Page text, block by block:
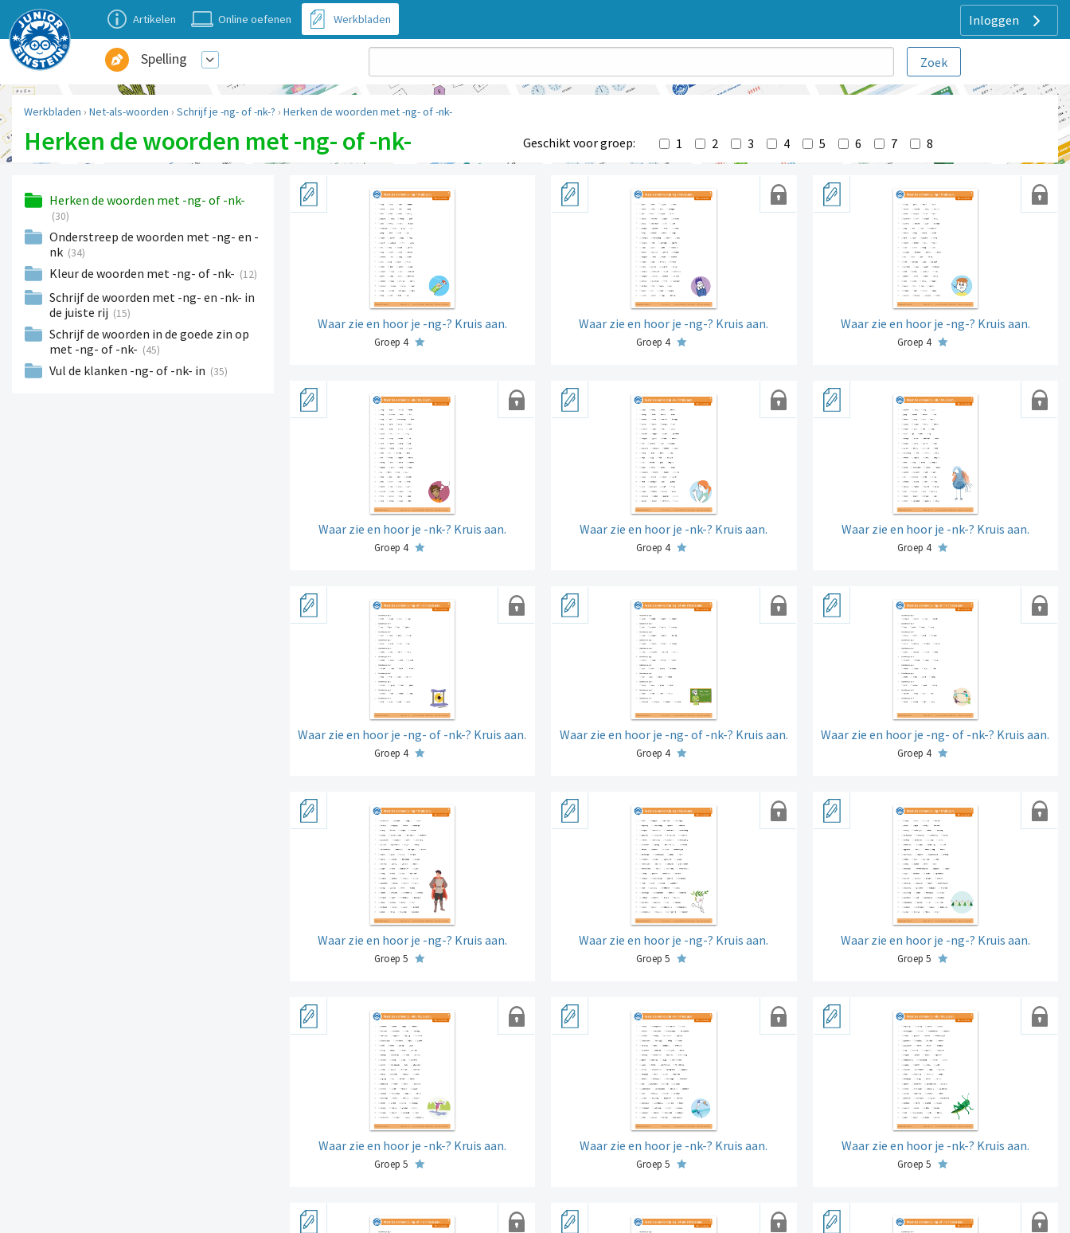
Inloggen
Artikelen Online oefenen Werkbladen
Spelling
Werkbladen › Net-als-woorden › Schrijf je -ng- of -nk-? › Herken de woorden met -ng- of -nk-
Herken de woorden met -ng- of -nk- Geschikt voor groep: 1 2 3 4 5 6 7 8
Herken de woorden met -ng- of -nk-
(30)
Onderstreep de woorden met -ng- en -
nk (34)
Kleur de woorden met -ng- of -nk- (12)
Schrijf de woorden met -ng- en -nk- in
de juiste rij (15)
Schrijf de woorden in de goede zin op
met -ng- of -nk- (45)
Vul de klanken -ng- of -nk- in (35)
Waar zie en hoor je -ng-? Kruis aan.
Groep 4
Waar zie en hoor je -ng-? Kruis aan.
Groep 4
Waar zie en hoor je -ng-? Kruis aan.
Groep 4
Waar zie en hoor je -nk-? Kruis aan.
Groep 4
Waar zie en hoor je -nk-? Kruis aan.
Groep 4
Waar zie en hoor je -nk-? Kruis aan.
Groep 4
Waar zie en hoor je -ng- of -nk-? Kruis aan.
Groep 4
Waar zie en hoor je -ng- of -nk-? Kruis aan.
Groep 4
Waar zie en hoor je -ng- of -nk-? Kruis aan.
Groep 4
Waar zie en hoor je -ng-? Kruis aan.
Groep 5
Waar zie en hoor je -ng-? Kruis aan.
Groep 5
Waar zie en hoor je -ng-? Kruis aan.
Groep 5
Waar zie en hoor je -nk-? Kruis aan.
Groep 5
Waar zie en hoor je -nk-? Kruis aan.
Groep 5
Waar zie en hoor je -nk-? Kruis aan.
Groep 5